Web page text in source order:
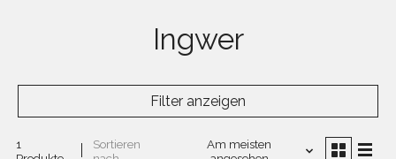
Ingwer
Filter anzeigen
1
Sortieren
Am meisten